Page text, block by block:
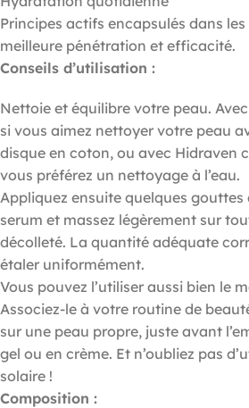
Principes actifs encapsulés dans
meilleure pénétration et efficacité.
Conseils d’utilisation :
Nettoie et équilibre votre peau. Avec
si vous aimez nettoyer votre peau
disque en coton, ou avec Hidraven
vous préférez un nettoyage à l’eau.
Appliquez ensuite quelques gouttes
serum et massez légèrement sur
décolleté. La quantité adéquate
étaler uniformément.
Vous pouvez l’utiliser aussi bien le
Associez-le à votre routine de
sur une peau propre, juste avant
gel ou en crème. Et n’oubliez pas
solaire !
Composition :